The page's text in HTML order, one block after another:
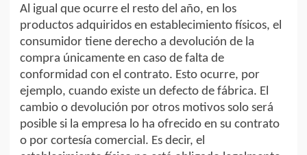
Al igual que ocurre el resto del año, en los
productos adquiridos en establecimiento físicos, el
consumidor tiene derecho a devolución de la
compra únicamente en caso de falta de
conformidad con el contrato. Esto ocurre, por
ejemplo, cuando existe un defecto de fábrica. El
cambio o devolución por otros motivos solo será
posible si la empresa lo ha ofrecido en su contrato
o por cortesía comercial. Es decir, el